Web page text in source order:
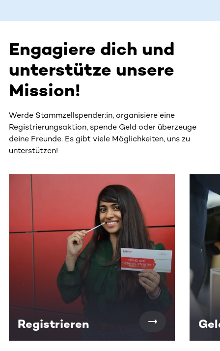
Engagiere dich und
unterstütze unsere
Mission!
Werde Stammzellspender:in, organisiere eine
Registrierungsaktion, spende Geld oder überzeuge
deine Freunde. Es gibt viele Möglichkeiten, uns zu
unterstützen!
Dieser Bereich enthält horizontal scrollbare Inhalte.
Registrieren